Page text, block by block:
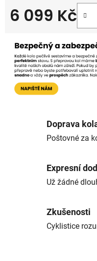
6 099 Kč
Doprava
Poštovné za
Expresní
Už žádné
Zkušenosti
Cyklistice